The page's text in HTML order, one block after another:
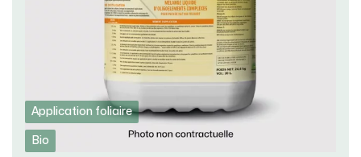
Application foliaire
Bio